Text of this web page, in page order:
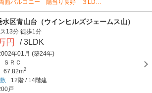
面バルコニー 陽当り良好 ３LD…
水区青山台（ウインヒルズジェームス山）
13分 徒歩1分
円 / 3LDK
年01月 (築24年)
ＳＲＣ
67.82m2
12階 /14階建
戸